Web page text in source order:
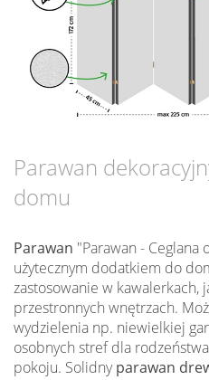
Parawan
domu
Parawan "Parawan -
użytecznym dodatkiem do
zastosowanie w kawalerkach,
przestronnych wnętrzach.
wydzielenia np. niewielkiej
osobnych stref dla
pokoju. Solidnyparawan